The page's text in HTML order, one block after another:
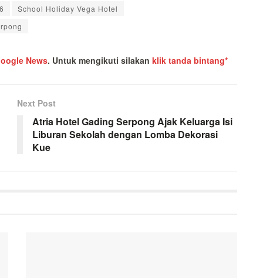
School Holiday Vega Hotel
News. Untuk mengikuti silakan klik tanda bintang*
Next Post
Atria Hotel Gading Serpong Ajak Keluarga Isi
Liburan Sekolah dengan Lomba Dekorasi
Kue